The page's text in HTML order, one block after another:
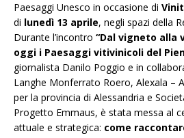
Paesaggi Unesco in occasione di
di lunedì 13 aprile, negli spazi della
Durante l’incontro “Dal vigneto alla
oggi i Paesaggi vitivinicoli del
giornalista Danilo Poggio e in
Langhe Monferrato Roero, Alexala –
per la provincia di Alessandria e
Progetto Emmaus, è stata messa al
attuale e strategica: come